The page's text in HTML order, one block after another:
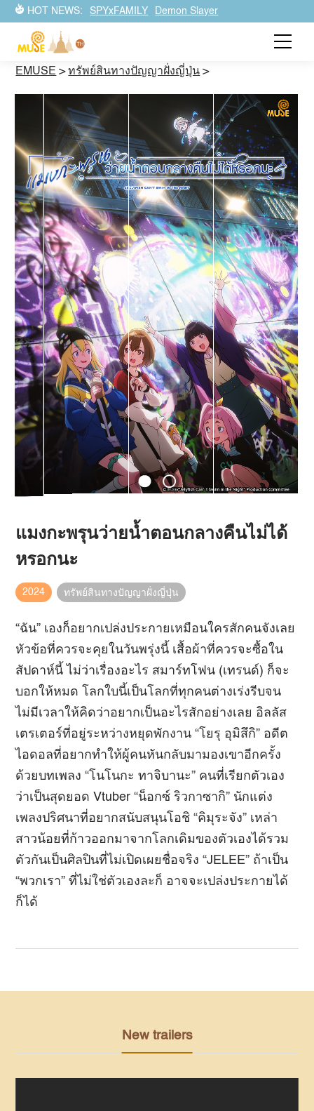
HOT NEWS: SPYxFAMILY Demon Slayer
EMUSE >ทรัพย์สินทางปัญญาฝั่งญี่ปุ่น >
แมงกะพรุนว่ายน้ำตอนกลางคืนไม่ได้
หรอกนะ
2024 ทรัพย์สินทางปัญญาฝั่งญี่ปุ่น
“ฉัน” เองก็อยากเปล่งประกายเหมือนใครสักคนจังเลย
หัวข้อที่ควรจะคุยในวันพรุ่งนี้ เสื้อผ้าที่ควรจะซื้อใน
สัปดาห์นี้ ไม่ว่าเรื่องอะไร สมาร์ทโฟน (เทรนด์) ก็จะ
บอกให้หมด โลกใบนี้เป็นโลกที่ทุกคนต่างเร่งรีบจน
ไม่มีเวลาให้คิดว่าอยากเป็นอะไรสักอย่างเลย อิลลัส
เตรเตอร์ที่อยู่ระหว่างหยุดพักงาน “โยรุ อุมิสึกิ” อดีต
ไอดอลที่อยากทำให้ผู้คนหันกลับมามองเขาอีกครั้ง
ด้วยบทเพลง “โนโนกะ ทาจิบานะ” คนที่เรียกตัวเอง
ว่าเป็นสุดยอด Vtuber “น็อกซ์ ริวกาซากิ” นักแต่ง
เพลงปริศนาที่อยากสนับสนุนโอชิ “คิมุระจัง” เหล่า
สาวน้อยที่ก้าวออกมาจากโลกเดิมของตัวเองได้รวม
ตัวกันเป็นศิลปินที่ไม่เปิดเผยชื่อจริง “JELEE” ถ้าเป็น
“พวกเรา” ที่ไม่ใช่ตัวเองละก็ อาจจะเปล่งประกายได้
ก็ได้
New trailers